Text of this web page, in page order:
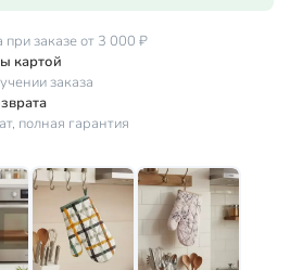
при заказе от 3 000 ₽
картой
заказа
полная гарантия